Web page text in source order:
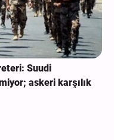
Suudi
askeri karşılık